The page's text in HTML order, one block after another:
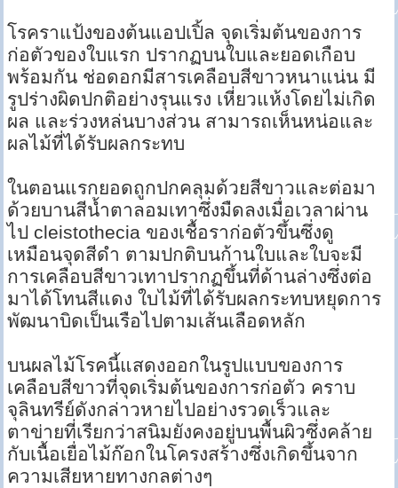
โรคราแป้งของต้นแอปเปิ้ล จุดเริ่มต้นของการ
ก่อตัวของใบแรก ปรากฏบนใบและยอดเกือบ
พร้อมกัน ช่อดอกมีสารเคลือบสีขาวหนาแน่น มี
รูปร่างผิดปกติอย่างรุนแรง เหี่ยวแห้งโดยไม่เกิด
ผล และร่วงหล่นบางส่วน สามารถเห็นหน่อและ
ผลไม้ที่ได้รับผลกระทบ
ในตอนแรกยอดถูกปกคลุมด้วยสีขาวและต่อมา
ด้วยบานสีน้ำตาลอมเทาซึ่งมืดลงเมื่อเวลาผ่าน
ไป cleistothecia ของเชื้อราก่อตัวขึ้นซึ่งดู
เหมือนจุดสีดำ ตามปกติบนก้านใบและใบจะมี
การเคลือบสีขาวเทาปรากฏขึ้นที่ด้านล่างซึ่งต่อ
มาได้โทนสีแดง ใบไม้ที่ได้รับผลกระทบหยุดการ
พัฒนาบิดเป็นเรือไปตามเส้นเลือดหลัก
บนผลไม้โรคนี้แสดงออกในรูปแบบของการ
เคลือบสีขาวที่จุดเริ่มต้นของการก่อตัว คราบ
จุลินทรีย์ดังกล่าวหายไปอย่างรวดเร็วและ
ตาข่ายที่เรียกว่าสนิมยังคงอยู่บนพื้นผิวซึ่งคล้าย
กับเนื้อเยื่อไม้ก๊อกในโครงสร้างซึ่งเกิดขึ้นจาก
ความเสียหายทางกลต่างๆ